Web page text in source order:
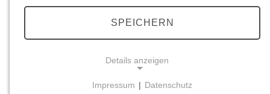
SPEICHERN
Details anzeigen
Impressum | Datenschutz